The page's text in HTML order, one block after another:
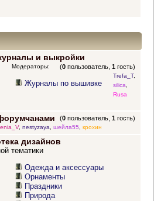
и выкройки
(0 пользователь,1 гость)
Журналы по вышивке
Модераторы:
Trefa_T,
silica,
Rusa
(0 пользователь,1 гость)
, nestyzaya, шейла55, крохин
дизайнов
тематики
Одежда и аксессуары
Орнаменты
Праздники
Природа